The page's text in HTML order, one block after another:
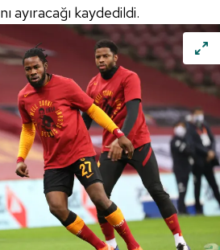
ayıracağı kaydedildi.